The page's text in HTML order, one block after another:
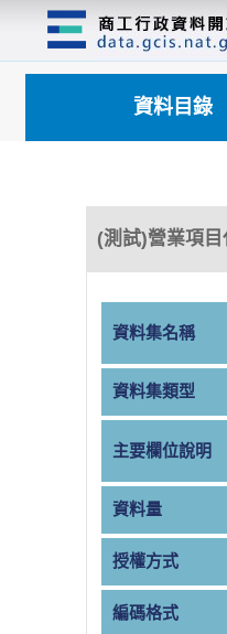
資料目錄
(測試)營業項
資料集名稱
資料集類型
主要欄位說明
資料量
授權方式
編碼格式